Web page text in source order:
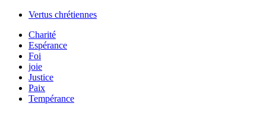
Vertus chrétiennes
Charité
Espérance
Foi
joie
Justice
Paix
Tempérance